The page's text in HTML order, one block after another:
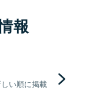
報
い順に掲載